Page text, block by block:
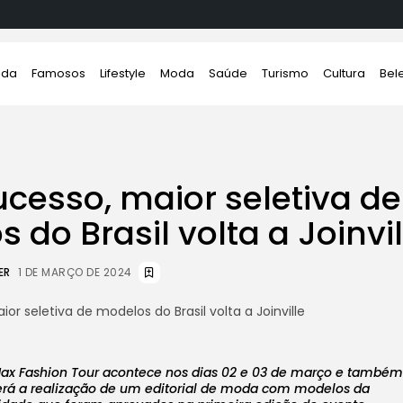
Famosos Lifestyle Moda Saúde Turismo Cultura
maior seletiva de
do Brasil volta a
1 DE MARÇO DE 2024
Fashion Tour acontece nos dias 02 e 03 de março e também
a realização de um editorial de moda com modelos da